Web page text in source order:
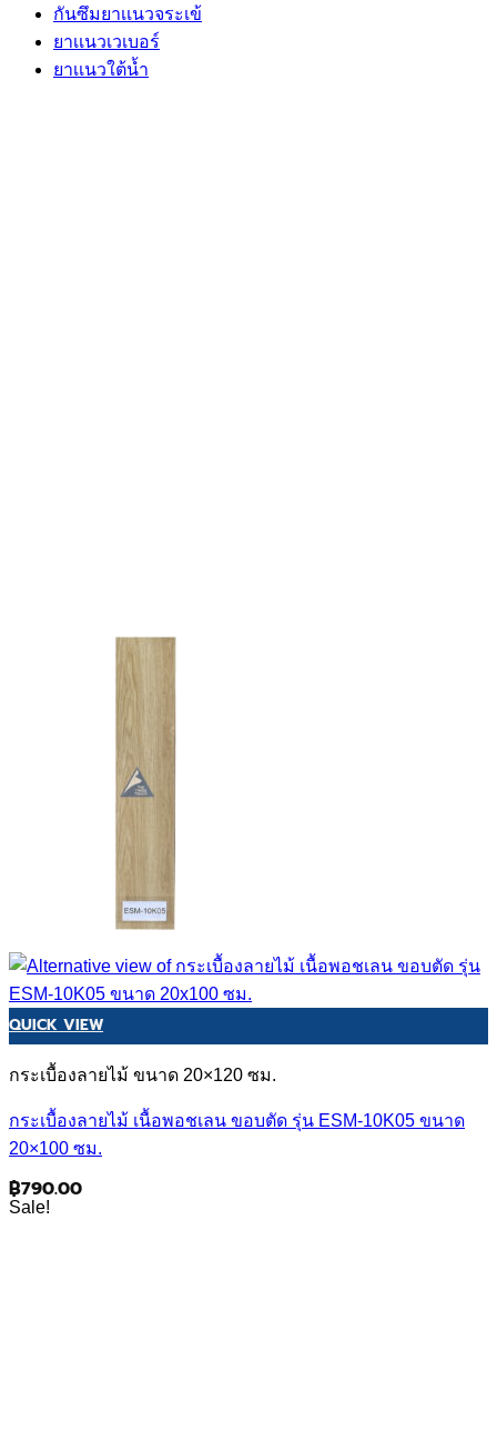
กันซึมยาเเนวจระเข้
ยาเเนวเวเบอร์
ยาเเนวใต้นํ้า
QUICK VIEW
กระเบื้องลายไม้ ขนาด 20×120 ซม.
กระเบื้องลายไม้ เนื้อพอชเลน ขอบตัด รุ่น ESM-10K05 ขนาด
20×100 ซม.
฿790.00
Sale!